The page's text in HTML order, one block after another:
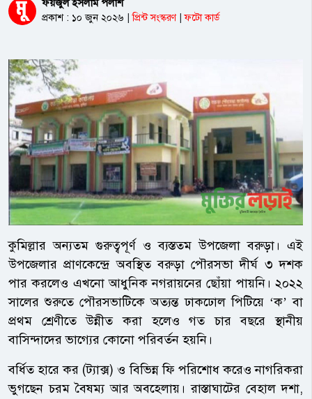
ফয়জুল ইসলাম পলাশ
প্রকাশ : ১০ জুন ২০২৬ প্রিন্ট সংস্করণ ফটো কার্ড
কুমিল্লার অন্যতম গুরুত্বপূর্ণ ও ব্যস্ততম উপজেলা বরুড়া। এই
উপজেলার প্রাণকেন্দ্রে অবস্থিত বরুড়া পৌরসভা দীর্ঘ ৩ দশক
পার করলেও এখনো আধুনিক নগরায়নের ছোঁয়া পায়নি। ২০২২
সালের শুরুতে পৌরসভাটিকে অত্যন্ত ঢাকঢোল পিটিয়ে ‘ক’ বা
প্রথম শ্রেণীতে উন্নীত করা হলেও গত চার বছরে স্থানীয়
বাসিন্দাদের ভাগ্যের কোনো পরিবর্তন হয়নি।
বর্ধিত হারে কর (ট্যাক্স) ও বিভিন্ন ফি পরিশোধ করেও নাগরিকরা
ভুগছেন চরম বৈষম্য আর অবহেলায়। রাস্তাঘাটের বেহাল দশা,